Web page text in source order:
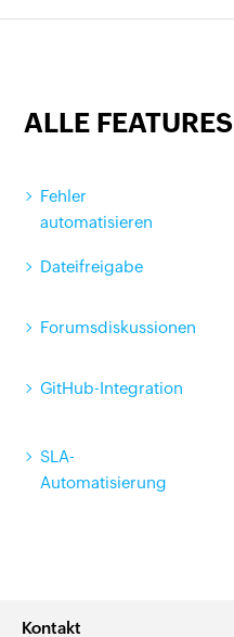
ALLE FEATURES
Fehler
automatisieren
Dateifreigabe
Forumsdiskussionen
GitHub-Integration
SLA-
Automatisierung
Kontakt